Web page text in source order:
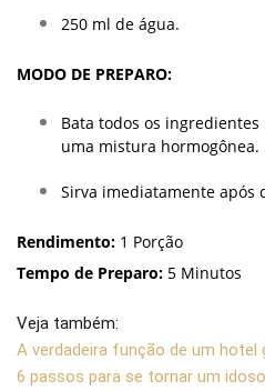
250 ml de água.
MODO DE PREPARO:
Bata todos os
uma mistura hormogônea.
Sirva imediatamente após
Rendimento: 1 Porção
Tempo de Preparo: 5 Minutos
Veja também:
A verdadeira função de um hotel
6 passos para se tornar um